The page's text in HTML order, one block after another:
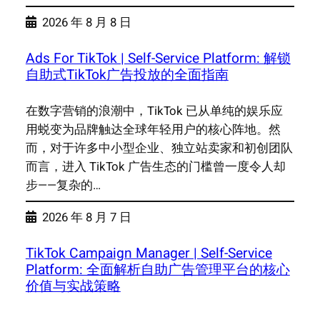
2026 年 8 月 8 日
Ads For TikTok | Self-Service Platform: 解锁
自助式TikTok广告投放的全面指南
在数字营销的浪潮中，TikTok 已从单纯的娱乐应
用蜕变为品牌触达全球年轻用户的核心阵地。然
而，对于许多中小型企业、独立站卖家和初创团队
而言，进入 TikTok 广告生态的门槛曾一度令人却
步——复杂的…
2026 年 8 月 7 日
TikTok Campaign Manager | Self-Service
Platform: 全面解析自助广告管理平台的核心
价值与实战策略